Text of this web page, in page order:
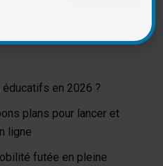
en 2026 ?
plans pour lancer et
ligne
futée en pleine